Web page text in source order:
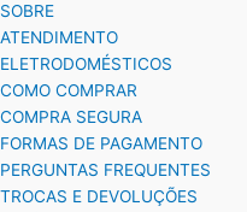
SOBRE
ATENDIMENTO
ELETRODOMÉSTICOS
COMO COMPRAR
COMPRA SEGURA
FORMAS DE PAGAMENTO
PERGUNTAS FREQUENTES
TROCAS E DEVOLUÇÕES